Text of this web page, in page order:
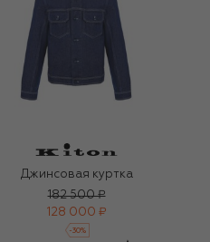
Джинсовая куртка
182 500 ₽
128 000 ₽
-30%